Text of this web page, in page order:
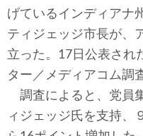
テクノロジー
コメンタリー
社説
ビル・ガーツ
げているインディアナ
ティジェッジ市長が、
立った。17日公表され
ター／メディアコム調
調査によると、党員
ィジェッジ氏を支持、